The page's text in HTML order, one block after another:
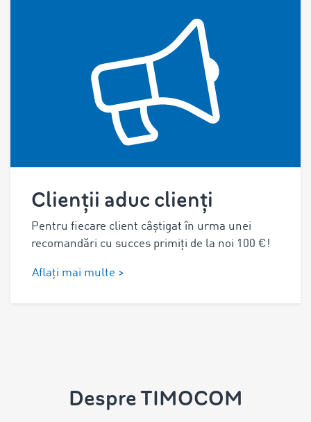
Clienții aduc clienți
Pentru fiecare client câștigat în urma unei
recomandări cu succes primiți de la noi 100 €!
Aflați mai multe >
Despre TIMOCOM